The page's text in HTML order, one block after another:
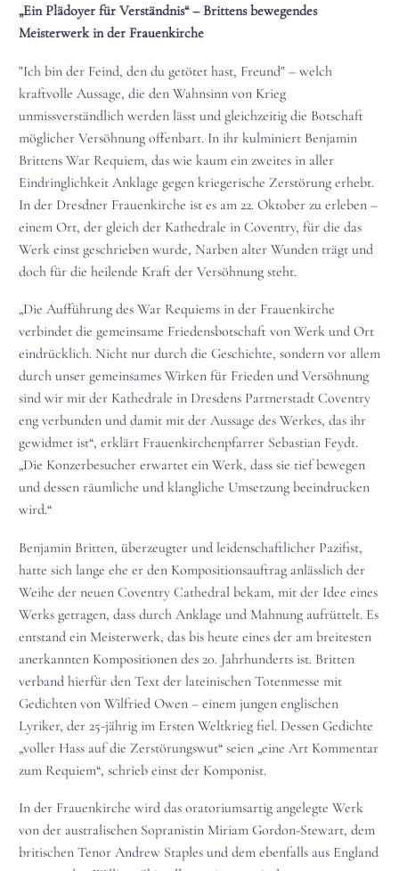
„Ein Plädoyer für Verständnis“ – Brittens bewegendes
Meisterwerk in der Frauenkirche
"Ich bin der Feind, den du getötet hast, Freund" – welch
kraftvolle Aussage, die den Wahnsinn von Krieg
unmissverständlich werden lässt und gleichzeitig die Botschaft
möglicher Versöhnung offenbart. In ihr kulminiert Benjamin
Brittens War Requiem, das wie kaum ein zweites in aller
Eindringlichkeit Anklage gegen kriegerische Zerstörung erhebt.
In der Dresdner Frauenkirche ist es am 22. Oktober zu erleben –
einem Ort, der gleich der Kathedrale in Coventry, für die das
Werk einst geschrieben wurde, Narben alter Wunden trägt und
doch für die heilende Kraft der Versöhnung steht.
„Die Aufführung des War Requiems in der Frauenkirche
verbindet die gemeinsame Friedensbotschaft von Werk und Ort
eindrücklich. Nicht nur durch die Geschichte, sondern vor allem
durch unser gemeinsames Wirken für Frieden und Versöhnung
sind wir mit der Kathedrale in Dresdens Partnerstadt Coventry
eng verbunden und damit mit der Aussage des Werkes, das ihr
gewidmet ist“, erklärt Frauenkirchenpfarrer Sebastian Feydt.
„Die Konzerbesucher erwartet ein Werk, dass sie tief bewegen
und dessen räumliche und klangliche Umsetzung beeindrucken
wird.“
Benjamin Britten, überzeugter und leidenschaftlicher Pazifist,
hatte sich lange ehe er den Kompositionsauftrag anlässlich der
Weihe der neuen Coventry Cathedral bekam, mit der Idee eines
Werks getragen, dass durch Anklage und Mahnung aufrüttelt. Es
entstand ein Meisterwerk, das bis heute eines der am breitesten
anerkannten Kompositionen des 20. Jahrhunderts ist. Britten
verband hierfür den Text der lateinischen Totenmesse mit
Gedichten von Wilfried Owen – einem jungen englischen
Lyriker, der 25-jährig im Ersten Weltkrieg fiel. Dessen Gedichte
„voller Hass auf die Zerstörungswut“ seien „eine Art Kommentar
zum Requiem“, schrieb einst der Komponist.
In der Frauenkirche wird das oratoriumsartig angelegte Werk
von der australischen Sopranistin Miriam Gordon-Stewart, dem
britischen Tenor Andrew Staples und dem ebenfalls aus England